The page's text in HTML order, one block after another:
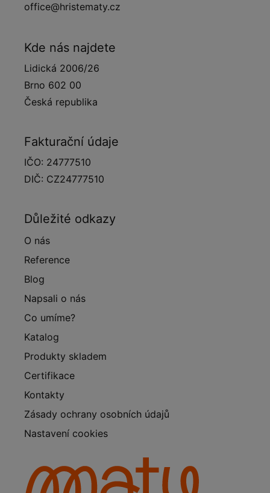
office@hristematy.cz
Kde nás najdete
Lidická 2006/26
Brno 602 00
Česká republika
Fakturační údaje
IČO: 24777510
DIČ: CZ24777510
Důležité odkazy
O nás
Reference
Blog
Napsali o nás
Co umíme?
Katalog
Produkty skladem
Certifikace
Kontakty
Zásady ochrany osobních údajů
Nastavení cookies